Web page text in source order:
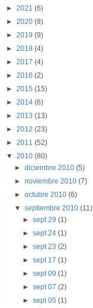
► 2021 (6)
► 2020 (8)
► 2019 (9)
► 2018 (4)
► 2017 (4)
► 2016 (2)
► 2015 (15)
► 2014 (6)
► 2013 (13)
► 2012 (23)
► 2011 (52)
▼ 2010 (80)
► diciembre 2010 (5)
► noviembre 2010 (7)
► octubre 2010 (6)
▼ septiembre 2010 (11)
►sept 29(1)
►sept 24(1)
►sept 23(2)
►sept 17(1)
►sept 09(1)
►sept 07(2)
►sept 05(1)